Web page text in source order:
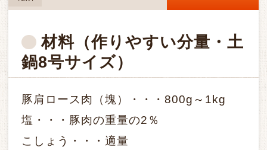
TEXT
材料 （作りやすい分量・土
鍋8号サイズ）
豚肩ロース肉（塊）・・・800g～1kg
塩・・・豚肉の重量の2％
こしょう・・・適量